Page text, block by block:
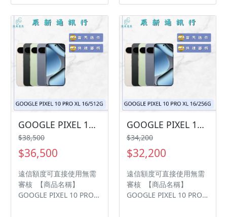
問題都歡迎洽群官方
LINE：@kjg6280d • 七日
鑑賞期內，如商品有問
題，請盡速向我們告知並
且協助處理 • 全新品為原
廠保固一年，中古機店家
保固15天 • 店家擁有隨時
修改、變更、暫停活動之
LINE來幫您安排快速審核
及回報審核進度 LINE
ID:@kjg6280d 大呼小叫
辰通訊行 雲林縣虎尾鎮林
森路二段200號 電話:05-
6339809 在地經營12年店
問題都歡迎洽群官方
LINE：@kjg6280d • 七日
鑑賞期內，如商品有問
題，請盡速向我們告知並
且協助處理 • 全新品為原
廠保固一年，中古機店家
保固15天 • 店家擁有隨時
修改、變更、暫停活動之
LINE來幫您安排快速審核
及回報審核進度 LINE
ID:@kjg6280d 大呼小叫
辰通訊行 雲林縣虎尾鎮林
森路二段200號 電話:05-
6339809 在地經營12年店
GOOGLE PIXEL 10 PRO XL 16/512G 現貨供應中 過件率💯「輕鬆分期📱➡️！」「買3C不用愁😊，分期付款輕鬆購💰」
$38,500
$36,500
遠信額度可直接使用無需
審核 【商品名稱】
GOOGLE PIXEL 10 PRO
GOOGLE PIXEL 10 PRO XL 16/256G 現貨供應中 過件率💯「輕鬆分期📱➡️！」「買3C不用愁😊，分期付款輕鬆購💰」
$34,200
$32,200
遠信額度可直接使用無需
審核 【商品名稱】
GOOGLE PIXEL 10 PRO